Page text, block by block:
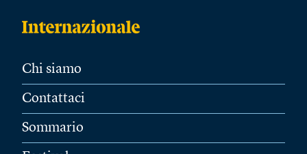
Chi siamo
Contattaci
Sommario